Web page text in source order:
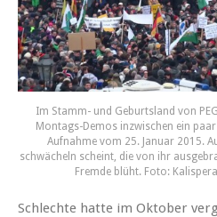
Im Stamm- und Geburtsland von
Montags-Demos inzwischen ein
Aufnahme vom 25. Januar 2015.
schwächeln scheint, die von ihr
Fremde blüht. Foto:
Schlechte hatte im Oktober